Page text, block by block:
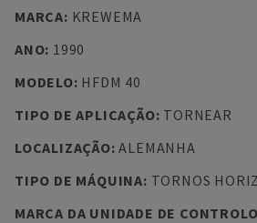
MARCA: KREWEMA
ANO: 1990
MODELO: HFDM 40
TIPO DE APLICAÇÃO: TORNEAR
LOCALIZAÇÃO:ALEMANHA
TIPO DE MÁQUINA: TORNOS
MARCA DA UNIDADE DE CONTROLO